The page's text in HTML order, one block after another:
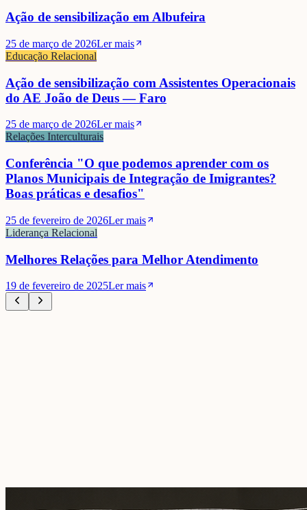
Ação de sensibilização em Albufeira
25 de março de 2026Ler mais
Educação Relacional
Ação de sensibilização com Assistentes Operacionais
do AE João de Deus — Faro
25 de março de 2026Ler mais
Relações Interculturais
Conferência "O que podemos aprender com os
Planos Municipais de Integração de Imigrantes?
Boas práticas e desafios"
25 de fevereiro de 2026Ler mais
Liderança Relacional
Melhores Relações para Melhor Atendimento
19 de fevereiro de 2025Ler mais